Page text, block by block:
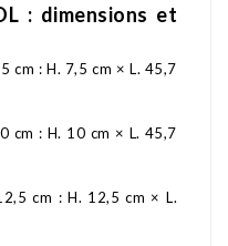
: dimensions et
cm : H. 7,5 cm × L. 45,7
cm : H. 10 cm × L. 45,7
cm : H. 12,5 cm × L.